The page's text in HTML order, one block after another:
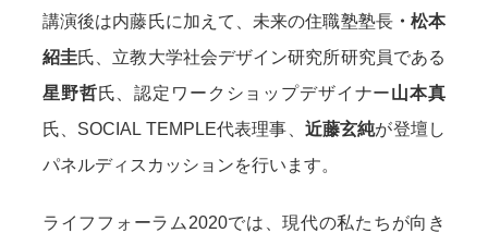
講演後は内藤氏に加えて、未来の住職塾塾長・松本
紹圭氏、立教大学社会デザイン研究所研究員である
星野哲氏、認定ワークショップデザイナー山本真
氏、SOCIAL TEMPLE代表理事、 近藤玄純が登壇し
パネルディスカッションを行います。
ライフフォーラム2020では、現代の私たちが向き